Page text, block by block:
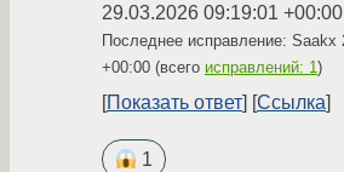
29.03.2026 09:19:01 +00:00
Последнее исправление: Saakx
+00:00 (всего исправлений: 1 )
Показать ответ Ссылка
1